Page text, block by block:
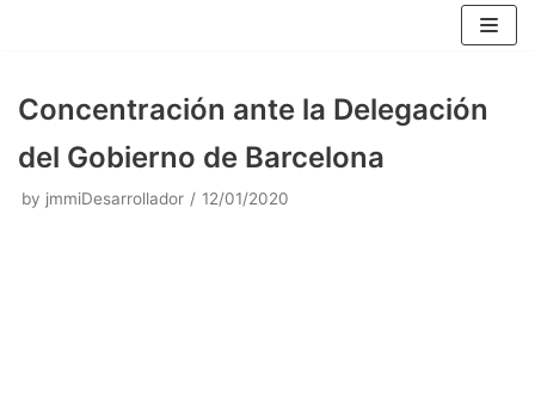
Concentración ante la Delegación
del Gobierno de Barcelona
by jmmiDesarrollador 12/01/2020